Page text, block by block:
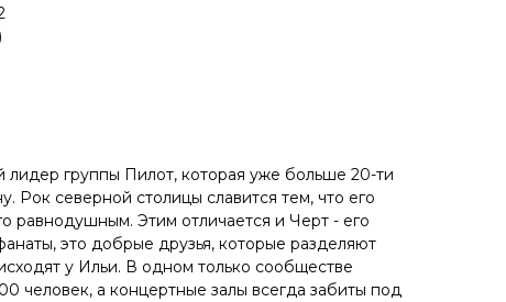
лидер группы Пилот, которая уже больше 20-ти
Рок северной столицы славится тем, что его
равнодушным. Этим отличается и Черт - его
это добрые друзья, которые разделяют
у Ильи. В одном только сообществе
человек, а концертные залы всегда забиты под